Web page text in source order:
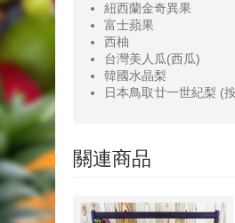
紐西蘭金奇異果
富士蘋果
西柚
台灣美人瓜(西瓜)
韓國水晶梨
日本鳥取廿一世紀梨 (
關連商品